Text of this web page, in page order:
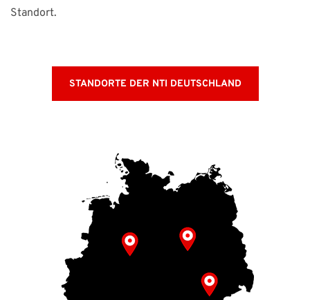
Standort.
STANDORTE DER NTI DEUTSCHLAND